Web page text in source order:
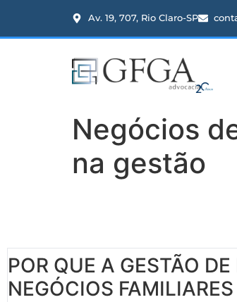
Av. 19, 707, Rio Claro-SP
Negócios
na gestão
POR QUE A GESTÃO
NEGÓCIOS